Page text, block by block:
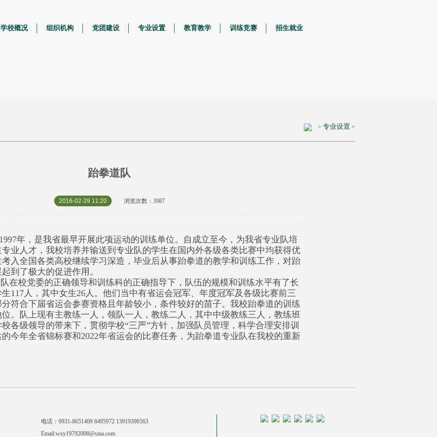
学校概况 组织机构 党团建设 专业设置 教育教学 训练竞赛 招生就业
> 专业设置 >
跆拳道队
2016-02-29 11:20 浏览次数：3987
年，是我省最早开展此项运动的训练单位。自成立至今，为我省专业队培
业人才，我校培养并输送到专业队的学生在国内外各级各类比赛中均获得优
入全国各类高校继续学习深造，毕业后从事跆拳道的教学和训练工作，对跆
到了极大的促进作用。
校党委的正确领导和训练科的正确指导下，队伍的规模和训练水平有了长
117人，其中女生26人。他们当中有省运会冠军、年度冠军及各级比赛前三
符合下届省运会参赛资格且年龄较小，条件较好的苗子。我校跆拳道的训练
。队上现有主教练一人，领队一人，教练二人，其中中级教练三人，教练班
各级领导的带来下，贯彻学校“三严”方针，加强队员管理，科学合理安排训
今年全省锦标赛和2022年省运会的比赛任务，为跆拳道专业队在我校的重新
电话：0931-8651409 8495972 13919396563
Email:wxy19792008@sina.com